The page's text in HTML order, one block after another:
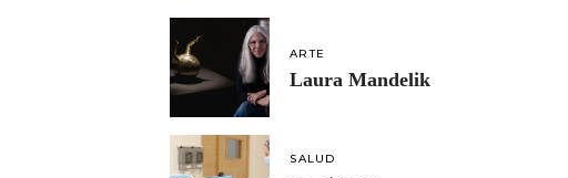
ARTE
Laura Mandelik
SALUD